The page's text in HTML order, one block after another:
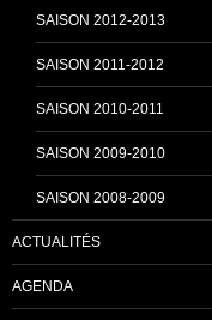
n
SAISON 2012-2013
SAISON 2011-2012
SAISON 2010-2011
SAISON 2009-2010
SAISON 2008-2009
ACTUALITÉS
AGENDA